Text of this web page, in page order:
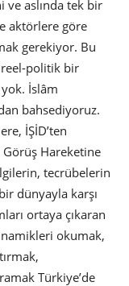
ve aslında tek bir
aktörlere göre
gerekiyor. Bu
reel-politik bir
İslâm
bahsediyoruz.
İŞİD’ten
Görüş Hareketine
tecrübelerin
dünyayla karşı
ortaya çıkaran
okumak,
Türkiye’de